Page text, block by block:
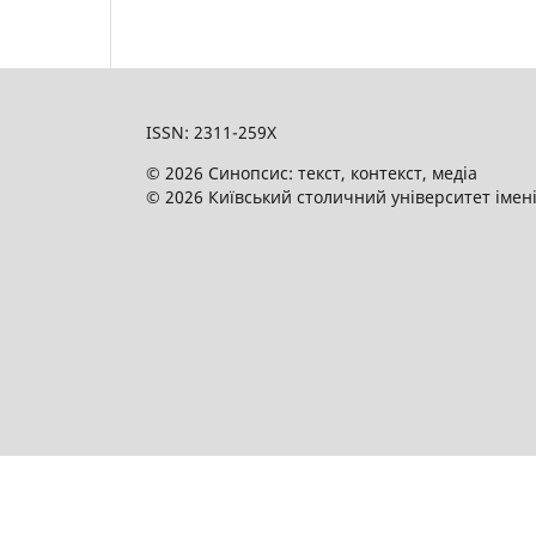
ISSN: 2311-259X
© 2026 Синопсис: текст, контекст, медіа
© 2026 Київський столичний університет